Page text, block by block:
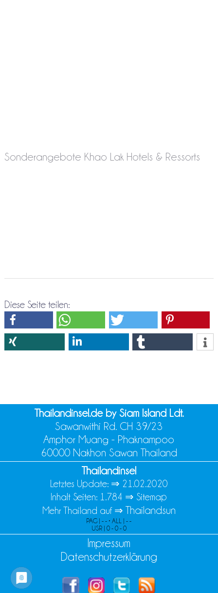
Sonderangebote Khao Lak Hotels & Ressorts
Diese Seite teilen:
Thailandinsel.de by Siam Island Ldt.
Sawanwithi Rd. CH 39/23
Amphor Muang - Phaknampoo
60000 Nakhon Sawan Thailand
Thailandinsel
Letztes Update: ⇒ 21.02.2020
Inhalt Seiten: 1.784 ⇒ Sitemap
Mehr Thailand auf ⇒ Thailandsun
PAG | - - • ALL | - -
USR | 0 - 0 - 0
Impressum
Datenschutzerklärung